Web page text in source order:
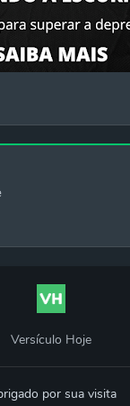
Versículo Hoje
por sua visita